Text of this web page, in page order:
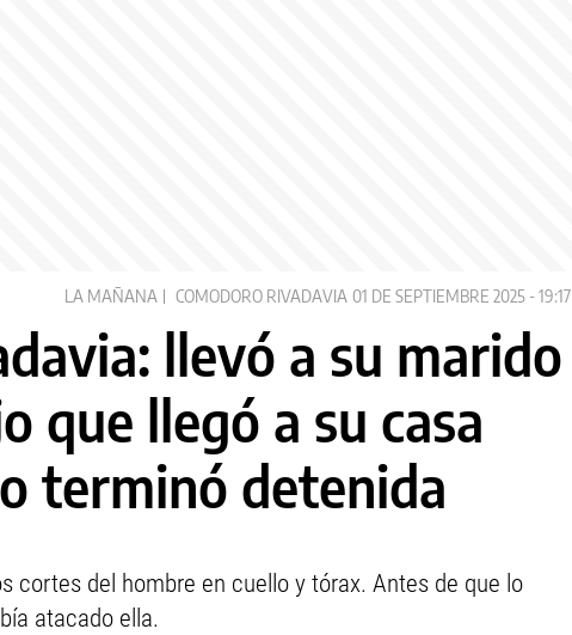
LA MAÑANA COMODORO RIVADAVIA 01 DE SEPTIEMBRE 2025 - 19:17
llevó a su marido
que llegó a su casa
terminó detenida
cortes del hombre en cuello y tórax. Antes de que lo
atacado ella.